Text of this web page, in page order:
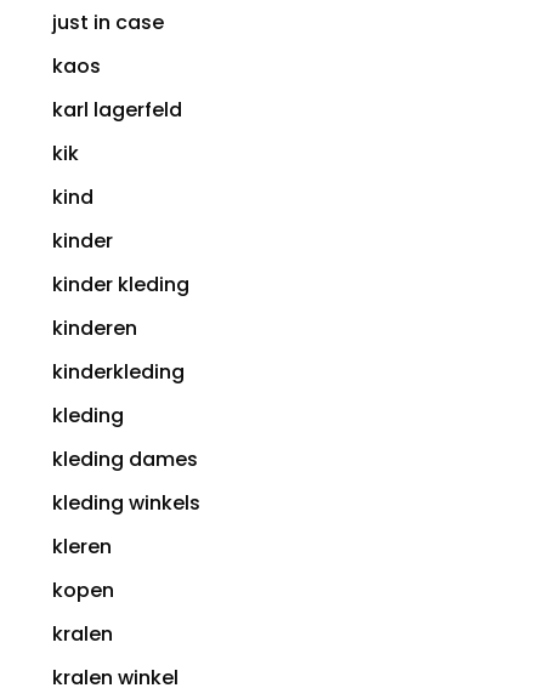
just in case
kaos
karl lagerfeld
kik
kind
kinder
kinder kleding
kinderen
kinderkleding
kleding
kleding dames
kleding winkels
kleren
kopen
kralen
kralen winkel